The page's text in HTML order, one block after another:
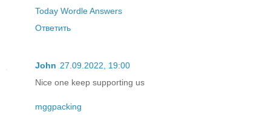
Today Wordle Answers
Ответить
John 27.09.2022, 19:00
Nice one keep supporting us
mggpacking